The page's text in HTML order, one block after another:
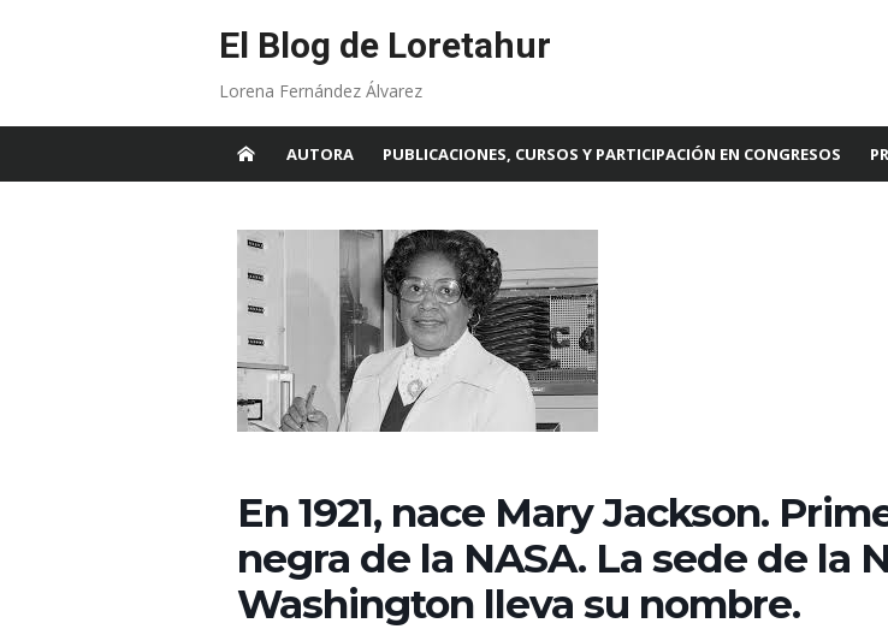
El Blog de Loretahur
Lorena Fernández Álvarez
AUTORA PUBLICACIONES, CURSOS Y PARTICIPACIÓN EN CONGRESOS
En 1921, nace Mary Jackson.
negra de la NASA. La sede de la
Washington lleva su nombre.